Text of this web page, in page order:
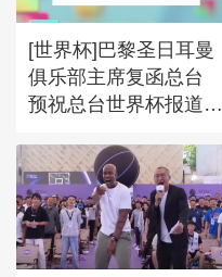
[世界杯]巴黎圣日耳曼
俱乐部主席复函总台
预祝总台世界杯报道圆